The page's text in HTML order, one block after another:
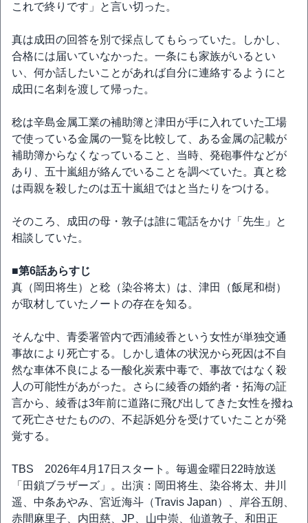
これで終りです」と言い切った。
真は成田の回答を別で採点してもらっていた。しかし、
合格には届いていなかった。一条にも家族がいるとい
い、何か話したいことがあれば自分に連絡するようにと
成田に名刺を渡して帰った。
稔は辛島金属工業の補助簿と津田が手に入れていた工場
で使っている金属の一覧を比較して、ある金属の記載が
補助簿からなくなっていること、当時、発砲事件などが
あり、五十嵐組が絡んでいることを調べていた。真と稔
は両親を殺したのは五十嵐組ではと当たりをつける。
そのころ、成田の母・敦子は誰に電話をかけ「先生」と
相談していた。
■第6話あらすじ
真（岡田将生）と稔（染谷将太）は、津田（飯尾和樹）
が取材していたノートの存在を知る。
そんな中、青委署管内で西浦綾香という女性が単独交通
事故により死亡する。しかし遺体の状況から死因は不自
然な車体不良による一酸化炭素中毒で、事故ではなく殺
人の可能性があがった。さらに綾香の婚約者・拓海の証
言から、綾香は3年前に道路に飛び出してきた女性を撥ね
て死亡させたものの、不起訴処分を受けていたことが発
覚する。
TBS 2026年4月17日スタート。毎週金曜日22時放送
「田鎖ブラザーズ」。出演：岡田将生、染谷将太、井川
遥、中条あやみ、宮近海斗（Travis Japan）、岸谷五朗、
赤間麻里子、内田慈、JP、山中崇、仙道敦子、和田正